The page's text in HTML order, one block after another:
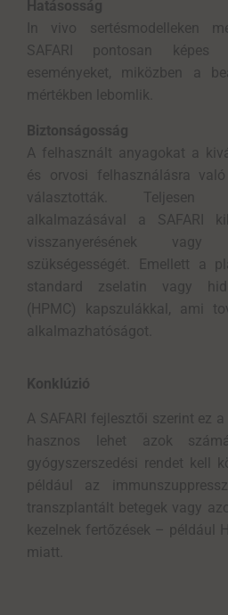
Hatásosság
In vivo sertésmodelleken
SAFARI pontosan képes
eseményeket, miközben a
mértékben lebomlik.
Biztonságosság
A felhasznált anyagokat a
és orvosi felhasználásra
választották. Teljesen
alkalmazásával a SAFARI
visszanyerésének
szükségességét. Emellett a
standard zselatin vagy
(HPMC) kapszulákkal, ami
alkalmazhatóságot.
Konklúzió
A SAFARI fejlesztői szerint ez a
hasznos lehet azok
gyógyszerszedési rendet kell
például az
transzplantált betegek vagy
kezelnek fertőzések – például
miatt.